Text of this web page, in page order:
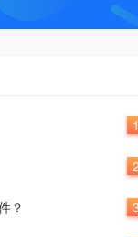
？